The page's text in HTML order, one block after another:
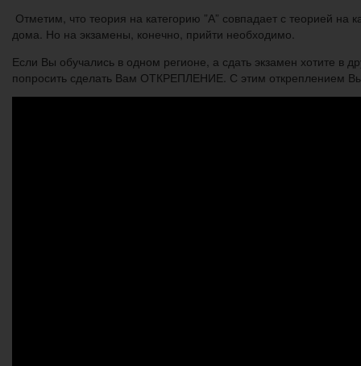
Отметим, что теория на категорию ”А” совпадает с теорией на
дома. Но на экзамены, конечно, прийти необходимо.
Если Вы обучались в одном регионе, а сдать экзамен хотите в
попросить сделать Вам ОТКРЕПЛЕНИЕ. С этим откреплением